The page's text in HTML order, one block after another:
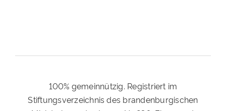
100% gemeinnützig. Registriert im
Stiftungsverzeichnis des brandenburgischen